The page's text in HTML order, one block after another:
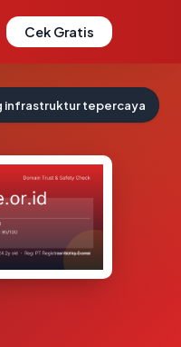
Cek Gratis
infrastruktur tepercaya